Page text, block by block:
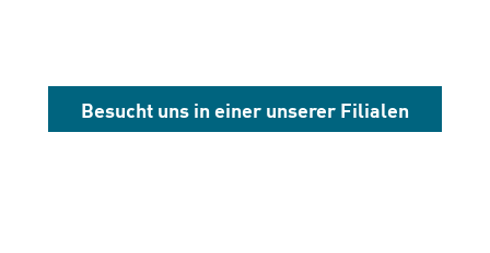
Besucht uns in einer unserer Filialen